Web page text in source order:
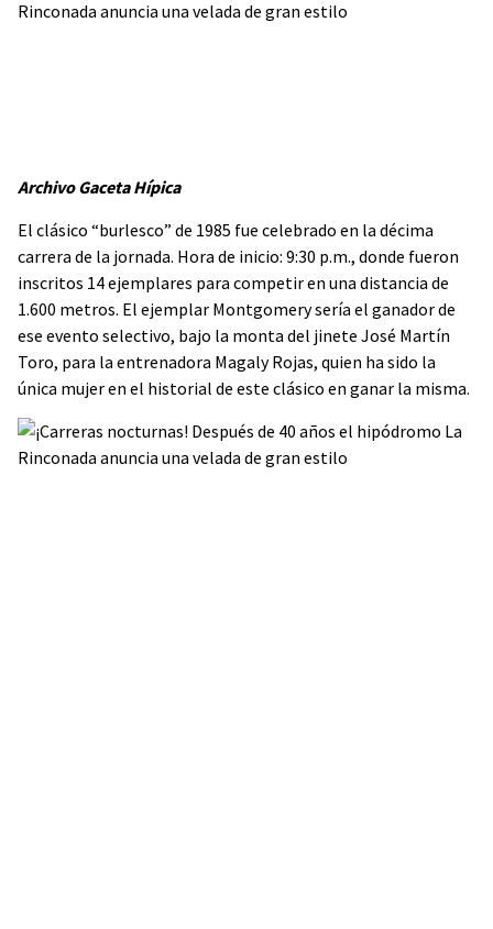
Archivo Gaceta Hípica
El clásico “burlesco” de 1985 fue celebrado en la décima
carrera de la jornada. Hora de inicio: 9:30 p.m., donde fueron
inscritos 14 ejemplares para competir en una distancia de
1.600 metros. El ejemplar Montgomery sería el ganador de
ese evento selectivo, bajo la monta del jinete José Martín
Toro, para la entrenadora Magaly Rojas, quien ha sido la
única mujer en el historial de este clásico en ganar la misma.